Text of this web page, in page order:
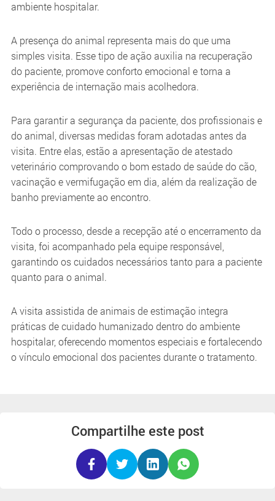
ambiente hospitalar.
A presença do animal representa mais do que uma
simples visita. Esse tipo de ação auxilia na recuperação
do paciente, promove conforto emocional e torna a
experiência de internação mais acolhedora.
Para garantir a segurança da paciente, dos profissionais e
do animal, diversas medidas foram adotadas antes da
visita. Entre elas, estão a apresentação de atestado
veterinário comprovando o bom estado de saúde do cão,
vacinação e vermifugação em dia, além da realização de
banho previamente ao encontro.
Todo o processo, desde a recepção até o encerramento da
visita, foi acompanhado pela equipe responsável,
garantindo os cuidados necessários tanto para a paciente
quanto para o animal.
A visita assistida de animais de estimação integra
práticas de cuidado humanizado dentro do ambiente
hospitalar, oferecendo momentos especiais e fortalecendo
o vínculo emocional dos pacientes durante o tratamento.
Compartilhe este post